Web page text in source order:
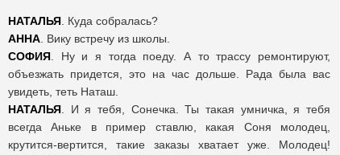
НАТАЛЬЯ . Куда собралась?
АННА . Вику встречу из школы.
СОФИЯ . Ну и я тогда поеду. А то трассу ремонтируют,
объезжать придется, это на час дольше. Рада была вас
увидеть, теть Наташ.
НАТАЛЬЯ . И я тебя, Сонечка. Ты такая умничка, я тебя
всегда Аньке в пример ставлю, какая Соня молодец,
крутится-вертится, такие заказы хватает уже. Молодец!